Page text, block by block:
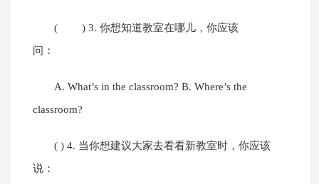
( ) 3. 你想知道教室在哪儿，你应该
问：
A. What’s in the classroom? B. Where’s the
classroom?
( ) 4. 当你想建议大家去看看新教室时，你应该
说：